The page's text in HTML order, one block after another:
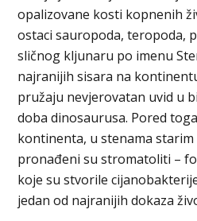
opalizovane kosti kopnenih
ostaci sauropoda, teropoda,
sličnog kljunaru po imenu
najranijih sisara na
pružaju nevjerovatan uvid u
doba dinosaurusa. Pored
kontinenta, u stenama
pronađeni su stromatoliti –
koje su stvorile
jedan od najranijih dokaza